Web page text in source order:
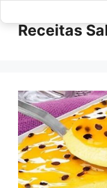
paraReceitas